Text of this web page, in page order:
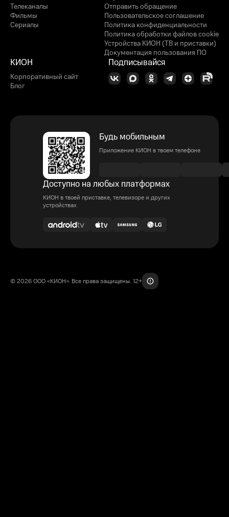
Телеканалы
Фильмы
Сериалы
Отправить обращение
Пользовательское соглашение
Политика конфиденциальности
Политика обработки файлов cookie
Устройства КИОН (ТВ и приставки)
Документация пользования ПО
КИОН
Корпоративный сайт
Блог
Подписывайся
Будь мобильным
Приложение КИОН в твоем телефоне
Доступно на любых платформах
КИОН в твоей приставке, телевизоре и других
устройствах
© 2026 ООО «КИОН». Все права защищены. 12+